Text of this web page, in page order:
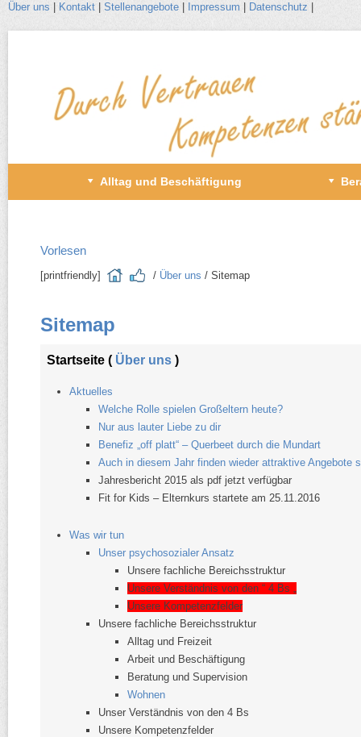
Über uns Kontakt Stellenangebote Impressum Datenschutz
Alltag und Beschäftigung
Vorlesen
[printfriendly] /​ Über uns /​ Sitemap
Sitemap
Startseite ( Über uns )
Aktuelles
Welche Rolle spielen Großeltern heute?
Nur aus lauter Liebe zu dir
Benefiz „off platt“ – Querbeet durch die Mundart
Auch in diesem Jahr finden wieder attraktive Angebote
Jahresbericht 2015 als pdf jetzt verfügbar
Fit for Kids – Elternkurs startete am 25.11.2016
Was wir tun
Unser psychosozialer Ansatz
Unsere fachliche Bereichsstruktur
Unsere Verständnis von den “ 4 Bs „
Unsere Kompetenzfelder
Unsere fachliche Bereichsstruktur
Alltag und Freizeit
Arbeit und Beschäftigung
Beratung und Supervision
Wohnen
Unser Verständnis von den 4 Bs
Unsere Kompetenzfelder